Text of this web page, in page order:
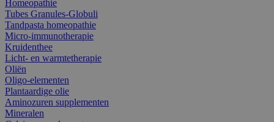
Homeopathie
Tubes Granules-Globuli
Tandpasta homeopathie
Micro-immunotherapie
Kruidenthee
Licht- en warmtetherapie
Oliën
Oligo-elementen
Plantaardige olie
Aminozuren supplementen
Mineralen